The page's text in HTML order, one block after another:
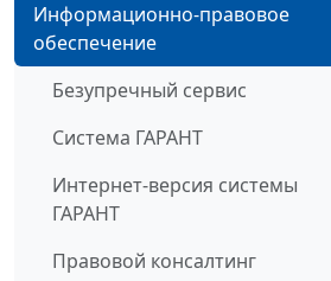
Информационно-правовое
обеспечение
Безупречный сервис
Система ГАРАНТ
Интернет-версия системы
ГАРАНТ
Правовой консалтинг